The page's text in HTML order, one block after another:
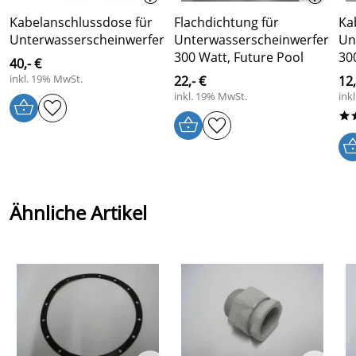
Kabelanschlussdose für
Unterwasserscheinwerfer
40,- €
inkl. 19% MwSt.
Flachdichtung für
Unterwasserscheinwerfer
300 Watt, Future Pool
22,- €
inkl. 19% MwSt.
Ähnliche Artikel